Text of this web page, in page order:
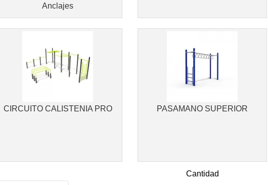
Anclajes
CIRCUITO CALISTENIA PRO PASAMANO SUPERIOR
Cantidad